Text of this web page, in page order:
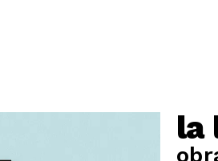
la